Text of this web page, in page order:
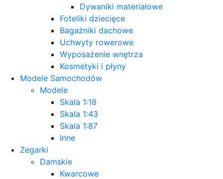
Dywaniki materiałowe
Foteliki dziecięce
Bagażniki dachowe
Uchwyty rowerowe
Wyposażenie wnętrza
Kosmetyki i płyny
Modele Samochodów
Modele
Skala 1:18
Skala 1:43
Skala 1:87
Inne
Zegarki
Damskie
Kwarcowe